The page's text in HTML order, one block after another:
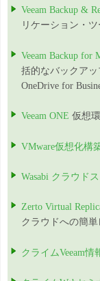
Veeam Backup &
リケーション・
Veeam Backup for
括的なバックアッ
OneDrive for
Veeam ONE 仮想
VMware仮想化構
Wasabi クラウド
Zerto Virtual
クラウドへの簡
クライムVeeam情